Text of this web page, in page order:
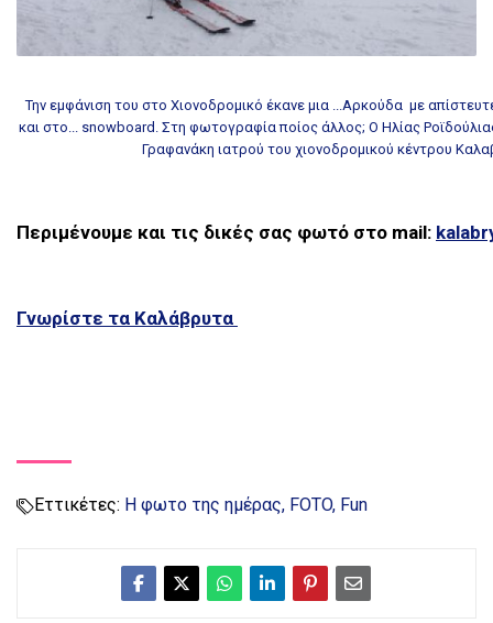
Την εμφάνιση του στο Χιονοδρομικό έκανε μια ...Αρκούδα με
και στο... snowboard. Στη φωτογραφία ποίος άλλος; Ο Ηλίας
Γραφανάκη ιατρού του χιονοδρομικού κέντρου
Περιμένουμε και τις δικές σας φωτό στο mail:
Γνωρίστε τα Καλάβρυτα
Εττικέτες: Η φωτο της ημέρας FOTO Fun